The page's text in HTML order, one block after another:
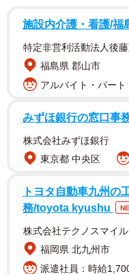
初めての小学校受験。
し、周りではお受験を
決めたのは、長女が年長
テスト対策は1日60枚
模擬テストが始まり、
の練習もあり、駆けず
けた最初の関門は、受
です。Sさんはかかり
施設内介護・看護/福
特定非営利活動法人後
福島県 郡山市
アルバイト・パー
みずほ銀行の窓口事
株式会社みずほ銀行
東京都 中央区
トヨタ自動車九州の
務/toyota kyushu
株式会社テクノスマイル
福岡県 北九州市
派遣社員：時給